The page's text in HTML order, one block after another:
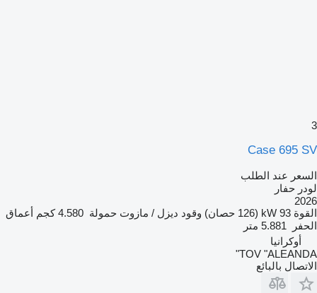
3
Case 695 SV
السعر عند الطلب
لودر حفار
2026
القوة 93 kW (126 حصان) وقود ديزل / مازوت حمولة 4.580 كجم
أعماق
الحفر
5.881 متر
أوكرانيا
TOV "ALEANDA"
الاتصال بالبائع